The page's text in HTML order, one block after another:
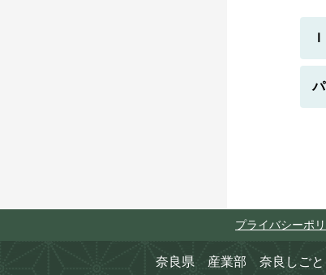
プライバシーポ
奈良県 産業部 奈良しごと